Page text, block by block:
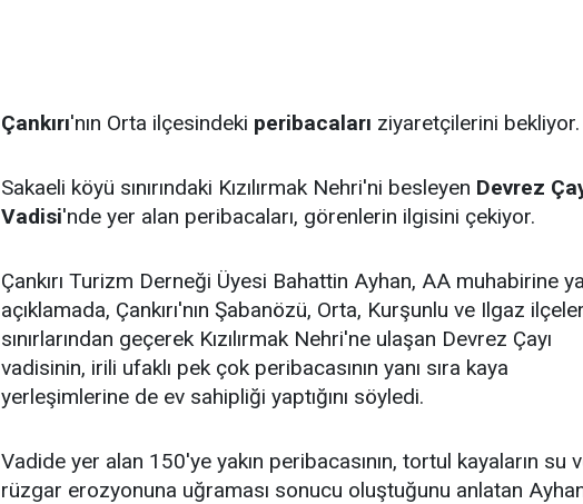
Çankırı'nın Orta ilçesindeki peribacaları ziyaretçilerini bekliyor.
Sakaeli köyü sınırındaki Kızılırmak Nehri'ni besleyen Devrez
Vadisi'nde yer alan peribacaları, görenlerin ilgisini çekiyor.
Çankırı Turizm Derneği Üyesi Bahattin Ayhan, AA muhabirine
açıklamada, Çankırı'nın Şabanözü, Orta, Kurşunlu ve Ilgaz
sınırlarından geçerek Kızılırmak Nehri'ne ulaşan Devrez Çayı
vadisinin, irili ufaklı pek çok peribacasının yanı sıra kaya
yerleşimlerine de ev sahipliği yaptığını söyledi.
Vadide yer alan 150'ye yakın peribacasının, tortul kayaların su
rüzgar erozyonuna uğraması sonucu oluştuğunu anlatan